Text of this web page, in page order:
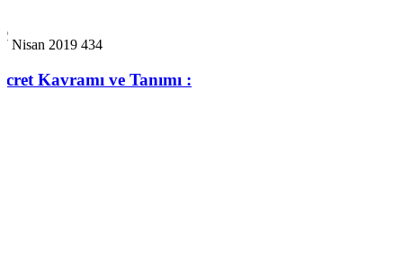
Nisan 2019 434
Kavramı ve Tanımı :